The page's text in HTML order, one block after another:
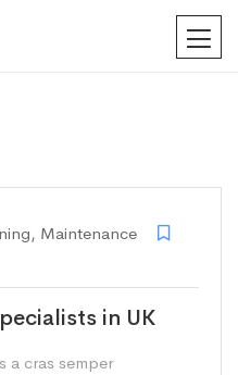
, Maintenance
in UK
a cras semper